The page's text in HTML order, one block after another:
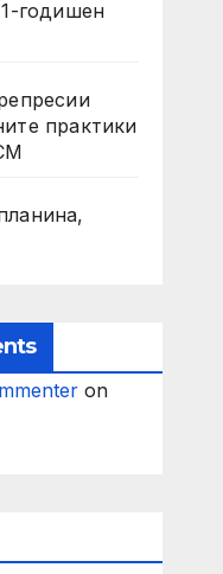
годишен
практики
on